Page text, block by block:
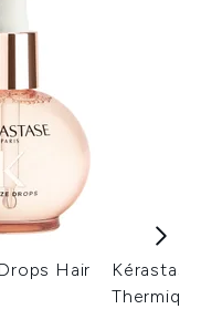
Hair